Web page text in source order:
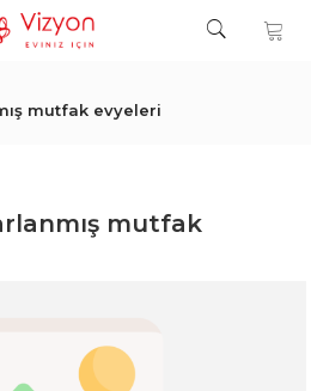
mutfak evyeleri
mutfak